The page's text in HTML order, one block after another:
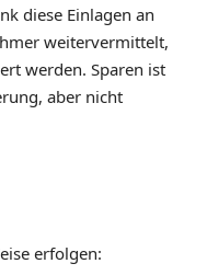
diese Einlagen an
weitervermittelt,
werden. Sparen ist
aber nicht
erfolgen: